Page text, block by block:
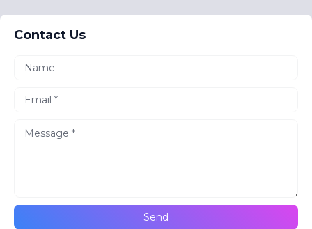
Contact Us